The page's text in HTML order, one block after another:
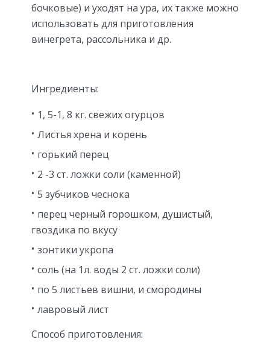
бочковые) и уходят на ура, их также можно
использовать для приготовления
винегрета, рассольника и др.
Ингредиенты:
1, 5-1, 8 кг. свежих огурцов
Листья хрена и корень
горький перец
2 -3 ст. ложки соли (каменной)
5 зубчиков чеснока
перец черный горошком, душистый,
гвоздика по вкусу
зонтики укропа
соль (на 1л. воды 2 ст. ложки соли)
по 5 листьев вишни, и смородины
лавровый лист
Способ приготовления: